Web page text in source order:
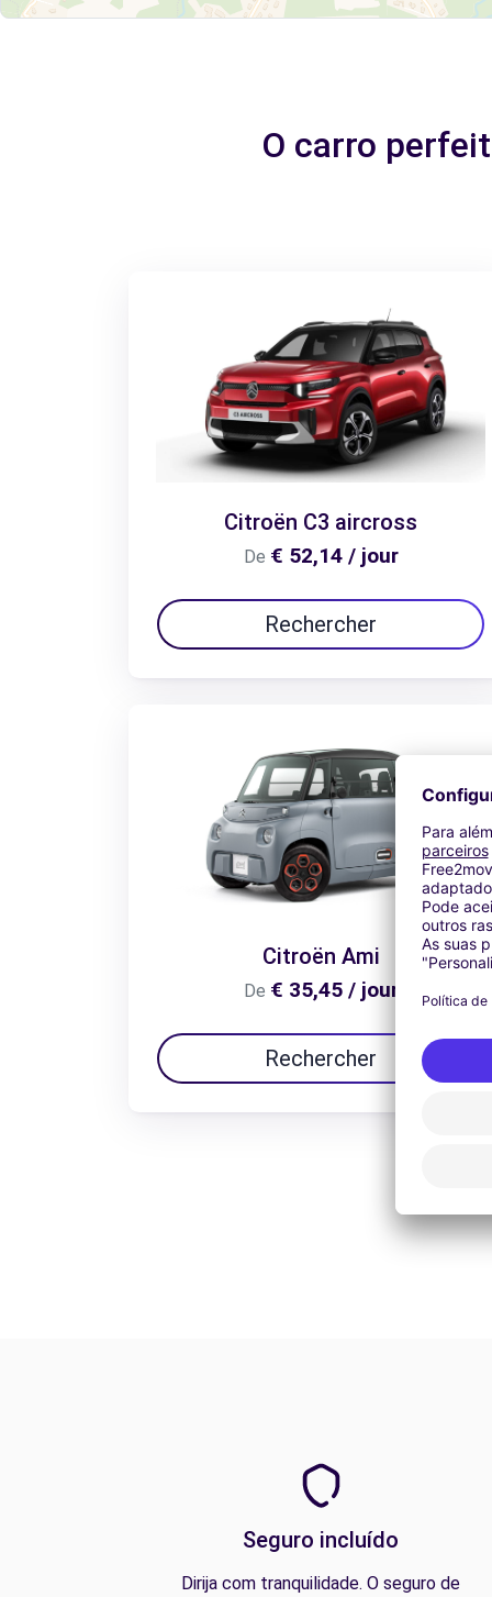
O carro
Citroën C3 aircross
De € 52,14 / jour
Rechercher
Citroën Ami
De € 35,45 / jour
Rechercher
Seguro incluído
Dirija com tranquilidade. O seguro de